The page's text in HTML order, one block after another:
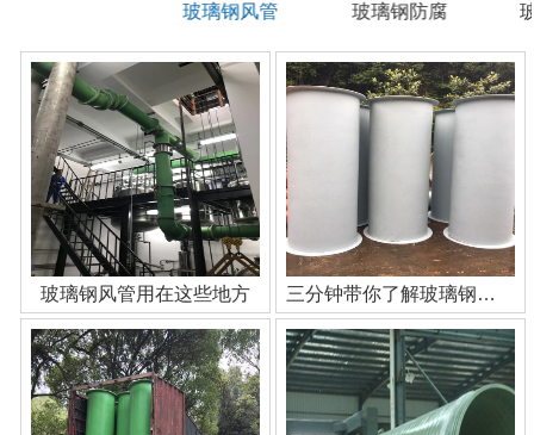
玻璃钢风管 玻璃钢防腐
玻璃钢风管用在这些地方 三分钟带你了解玻璃钢管道